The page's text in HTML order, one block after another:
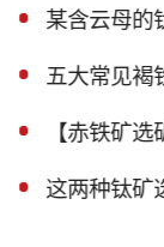
某含云母的
五大常见褐
【赤铁矿选
这两种钛矿